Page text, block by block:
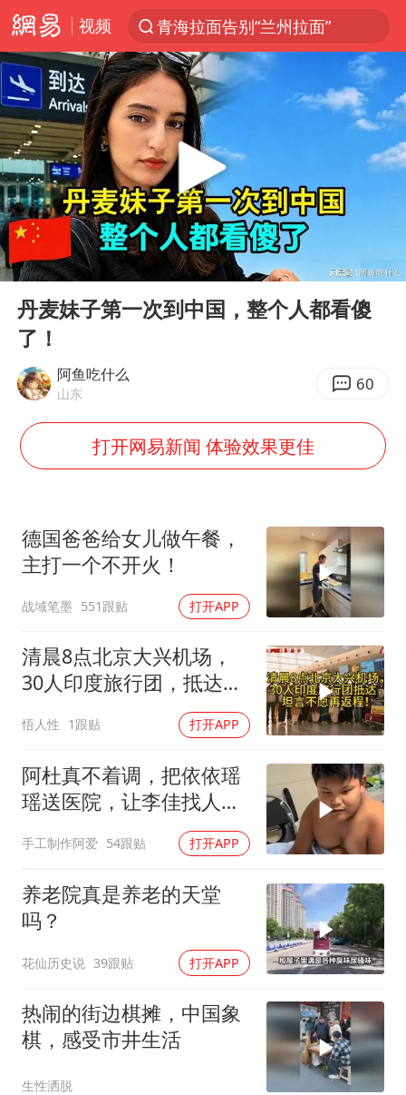
视频
青海拉面告别“兰州拉面”
以“新”破局 首发经济点亮城市消费活力
U17国足三战全胜
青海海西州茫崖市发生3.1级地震
我国编制完成新版全月地质图
台风白海豚登陆地点更新
看守所辅警收受10万获刑1年
多地要求领导干部带头休假
宇树科技发行价格150.80元/股
首次证实！“胶球”存在
中方回应是否在太平洋海底开采稀土
27岁女子成组织卖淫集团主犯被通缉
法国将禁止“未经同意的电话营销”
奋进开新局 实干挑大梁
Play
00:00
丹麦妹子第一次到中国，整个人都看傻
了！
阿鱼吃什么
山东 60
打开网易新闻 体验效果更佳
德国爸爸给女儿做午餐，
主打一个不开火！
战域笔墨 551跟贴 打开APP
清晨8点北京大兴机场，
30人印度旅行团，抵达，
悟人性 1跟贴 打开APP
阿杜真不着调，把依依瑶
瑶送医院，让李佳找人看
手工制作阿爱 54跟贴 打开APP
养老院真是养老的天堂
吗？
花仙历史说 39跟贴 打开APP
热闹的街边棋摊，中国象
棋，感受市井生活
生性洒脱